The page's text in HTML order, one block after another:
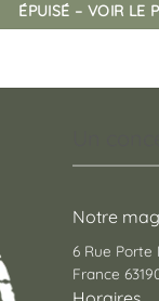
ÉPUISÉ – VOIR LE
Notre
6 Rue Porte
France